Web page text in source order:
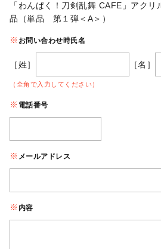
「わんぱく！刀剣乱舞 CAFE」アク
品（単品 第１弾＜A＞）
お問い合わせ時氏名
［姓］ ［名］
（全角で入力してください）
電話番号
メールアドレス
内容